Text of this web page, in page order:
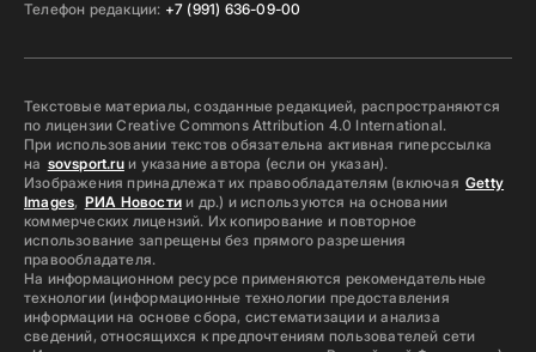
Телефон редакции: +7 (991) 636-09-00
Текстовые материалы, созданные редакцией, распространяются
по лицензии Creative Commons Attribution 4.0 International.
При использовании текстов обязательна активная гиперссылка
на sovsport.ruи указание автора (если он указан).
Изображения принадлежат их правообладателям (включая Getty
Images, РИА Новостии др.) и используются на основании
коммерческих лицензий. Их копирование и повторное
использование запрещены без прямого разрешения
правообладателя.
На информационном ресурсе применяются рекомендательные
технологии (информационные технологии предоставления
информации на основе сбора, систематизации и анализа
сведений, относящихся к предпочтениям пользователей сети